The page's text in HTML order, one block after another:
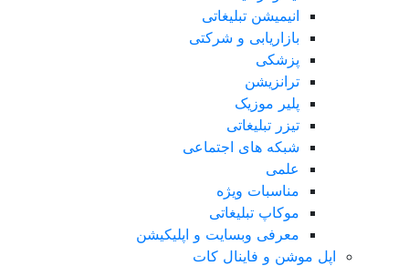
انیمیشن تبلیغاتی
بازاریابی و شرکتی
پزشکی
ترانزیشن
پلیر موزیک
تیزر تبلیغاتی
شبکه های اجتماعی
علمی
مناسبات ویژه
موکاپ تبلیغاتی
معرفی وبسایت و اپلیکیشن
اپل موشن و فاینال کات